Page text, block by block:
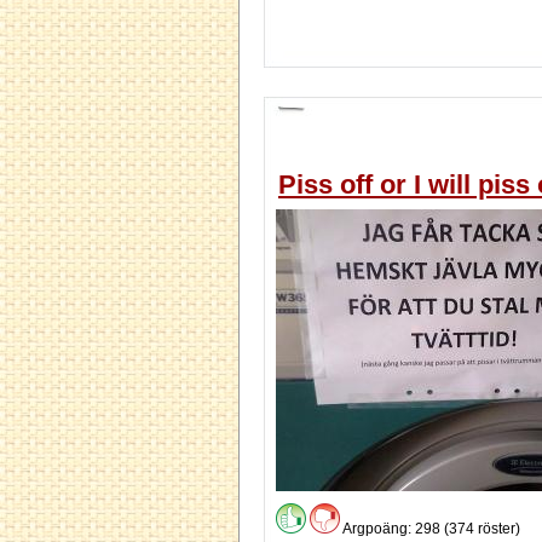
Piss off or I will piss
Argpoäng: 298 (374 röster)